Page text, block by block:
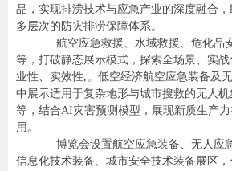
品，实现排涝技术与应急产业的深度融合，
多层次的防灾排涝保障体系。
航空应急救援、水域救援、危化品
等，打破静态展示模式，探索全场景、实
业性、实效性,。低空经济航空应急装备及
中展示适用于复杂地形与城市搜救的无人
等，结合AI灾害预测模型，展现新质生产
用。
博览会设置航空应急装备、无人应
信息化技术装备、城市安全技术装备展区